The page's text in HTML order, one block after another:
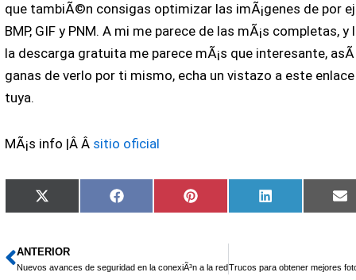
que tambiÃ©n consigas optimizar las imÃ¡genes de por
BMP, GIF y PNM. A mi me parece de las mÃ¡s completas, y
la descarga gratuita me parece mÃ¡s que interesante,
ganas de verlo por ti mismo, echa un vistazo a este
tuya.
MÃ¡s info |Â Â sitio oficial
Compartir
en
X
(Twitter)
Compartir
en
Facebook
Compartir
en
Pinterest
Compartir
en
LinkedIn
Ant
ANTERIOR
Nuevos avances de seguridad en la conexiÃ³n a la redTrucos para obtener mejores